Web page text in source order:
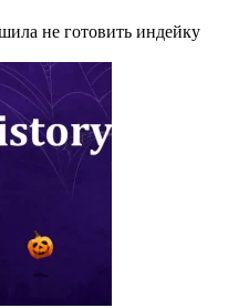
не готовить индейку